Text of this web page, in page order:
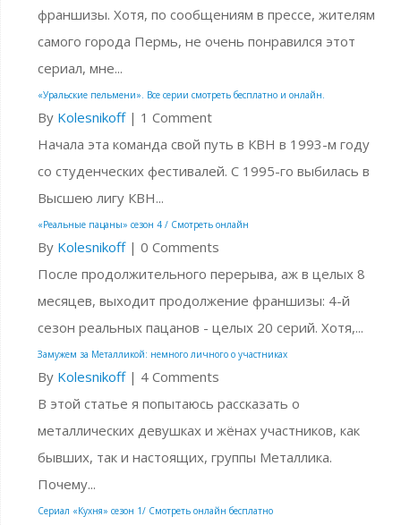
франшизы. Хотя, по сообщениям в прессе, жителям
самого города Пермь, не очень понравился этот
сериал, мне...
«Уральские пельмени». Все серии смотреть бесплатно и онлайн.
By Kolesnikoff| 1 Comment
Начала эта команда свой путь в КВН в 1993-м году
со студенческих фестивалей. С 1995-го выбилась в
Высшею лигу КВН...
«Реальные пацаны» сезон 4 / Смотреть онлайн
By Kolesnikoff| 0 Comments
После продолжительного перерыва, аж в целых 8
месяцев, выходит продолжение франшизы: 4-й
сезон реальных пацанов - целых 20 серий. Хотя,...
Замужем за Металликой: немного личного о участниках
By Kolesnikoff| 4 Comments
В этой статье я попытаюсь рассказать о
металлических девушках и жёнах участников, как
бывших, так и настоящих, группы Металлика.
Почему...
Сериал «Кухня» сезон 1/ Смотреть онлайн бесплатно